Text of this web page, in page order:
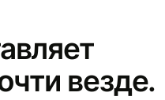
везде.